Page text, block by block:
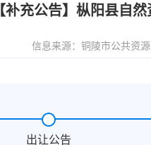
【补充公告】枞阳县自
信息来源： 铜陵市公共资
出让公告